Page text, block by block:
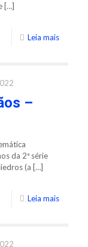
[…]
Leia mais
–
da 2ª série
(a […]
Leia mais